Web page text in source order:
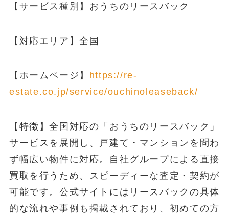
【サービス種別】おうちのリースバック
【対応エリア】全国
【ホームページ】
https://re-
estate.co.jp/service/ouchinoleaseback/
【特徴】全国対応の「おうちのリースバック」
サービスを展開し、戸建て・マンションを問わ
ず幅広い物件に対応。自社グループによる直接
買取を行うため、スピーディーな査定・契約が
可能です。公式サイトにはリースバックの具体
的な流れや事例も掲載されており、初めての方